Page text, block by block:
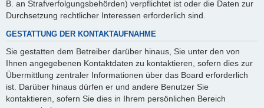
B. an Strafverfolgungsbehörden) verpflichtet ist oder die Daten zur
Durchsetzung rechtlicher Interessen erforderlich sind.
GESTATTUNG DER KONTAKTAUFNAHME
Sie gestatten dem Betreiber darüber hinaus, Sie unter den von
Ihnen angegebenen Kontaktdaten zu kontaktieren, sofern dies zur
Übermittlung zentraler Informationen über das Board erforderlich
ist. Darüber hinaus dürfen er und andere Benutzer Sie
kontaktieren, sofern Sie dies in Ihrem persönlichen Bereich